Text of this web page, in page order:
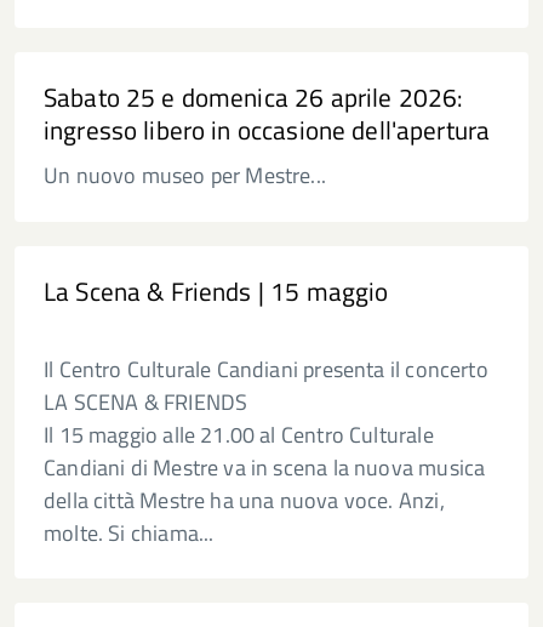
Sabato 25 e domenica 26 aprile 2026:
ingresso libero in occasione dell'apertura
Un nuovo museo per Mestre...
La Scena & Friends | 15 maggio
Il Centro Culturale Candiani presenta il concerto
LA SCENA & FRIENDS
Il 15 maggio alle 21.00 al Centro Culturale
Candiani di Mestre va in scena la nuova musica
della città Mestre ha una nuova voce. Anzi,
molte. Si chiama...